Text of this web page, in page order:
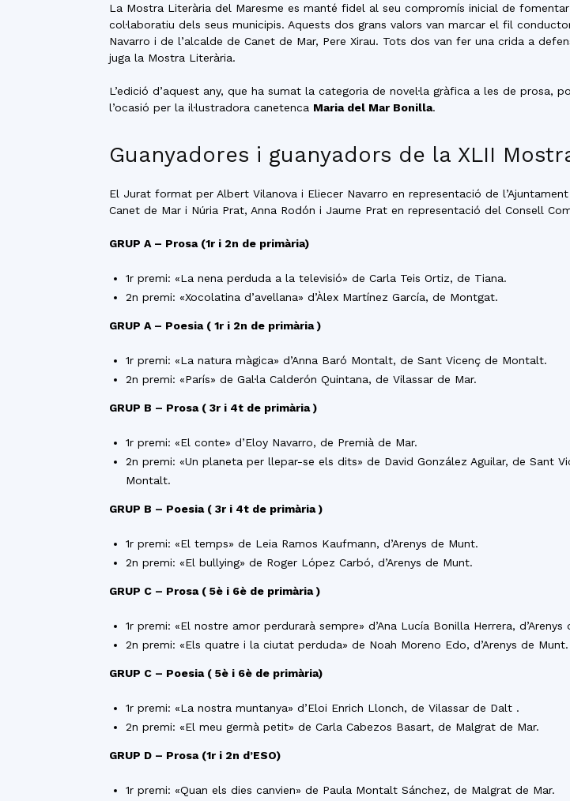
La Mostra Literària del Maresme es manté fidel al seu compromís inicial de
col·laboratiu dels seus municipis. Aquests dos grans valors van marcar el fil
Navarro i de l’alcalde de Canet de Mar, Pere Xirau. Tots dos van fer una crida a
juga la Mostra Literària.
L’edició d’aquest any, que ha sumat la categoria de novel·la gràfica a les de
l’ocasió per la il·lustradora canetenca Maria del Mar Bonilla.
Guanyadores i guanyadors de la XLII
El Jurat format per Albert Vilanova i Eliecer Navarro en representació de
Canet de Mar i Núria Prat, Anna Rodón i Jaume Prat en representació del Consell
GRUP A – Prosa (1r i 2n de primària)
1r premi: «La nena perduda a la televisió» de Carla Teis Ortiz, de Tiana.
2n premi: «Xocolatina d’avellana» d’Àlex Martínez García, de Montgat.
GRUP A – Poesia ( 1r i 2n de primària )
1r premi: «La natura màgica» d’Anna Baró Montalt, de Sant Vicenç de Montalt.
2n premi: «París» de Gal·la Calderón Quintana, de Vilassar de Mar.
GRUP B – Prosa ( 3r i 4t de primària )
1r premi: «El conte» d’Eloy Navarro, de Premià de Mar.
2n premi: «Un planeta per llepar-se els dits» de David González Aguilar, de Sant
Montalt.
GRUP B – Poesia ( 3r i 4t de primària )
1r premi: «El temps» de Leia Ramos Kaufmann, d’Arenys de Munt.
2n premi: «El bullying» de Roger López Carbó, d’Arenys de Munt.
GRUP C – Prosa ( 5è i 6è de primària )
1r premi: «El nostre amor perdurarà sempre» d’Ana Lucía Bonilla Herrera, d’Arenys
2n premi: «Els quatre i la ciutat perduda» de Noah Moreno Edo, d’Arenys de Munt.
GRUP C – Poesia ( 5è i 6è de primària)
1r premi: «La nostra muntanya» d’Eloi Enrich Llonch, de Vilassar de Dalt .
2n premi: «El meu germà petit» de Carla Cabezos Basart, de Malgrat de Mar.
GRUP D – Prosa (1r i 2n d’ESO)
1r premi: «Quan els dies canvien» de Paula Montalt Sánchez, de Malgrat de Mar.